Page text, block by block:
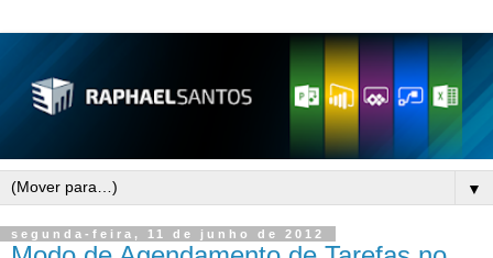
▼
segunda-feira, 11 de junho de 2012